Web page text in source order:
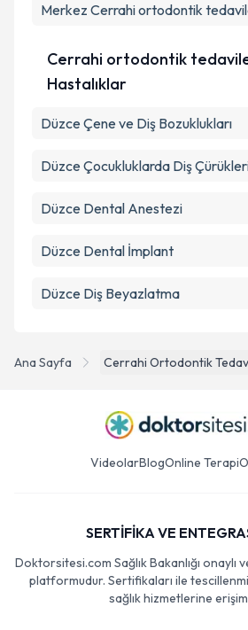
Takvim Talebini
Ana Sayfa Cerrahi Ortodontik
Merkez Cerrahi ortodontik
Cerrahi ortodontik
Hastalıklar
Düzce Çene ve Diş Bozuklukları
Düzce Çocukluklarda Diş
Düzce Dental Anestezi
Düzce Dental İmplant
Düzce Diş Beyazlatma
VideolarBlogOnline Terapi
SERTİFİKA VE
Doktorsitesi.com Sağlık Bakanlığı onaylı
platformudur. Sertifikaları ile
sağlık hizmetlerine